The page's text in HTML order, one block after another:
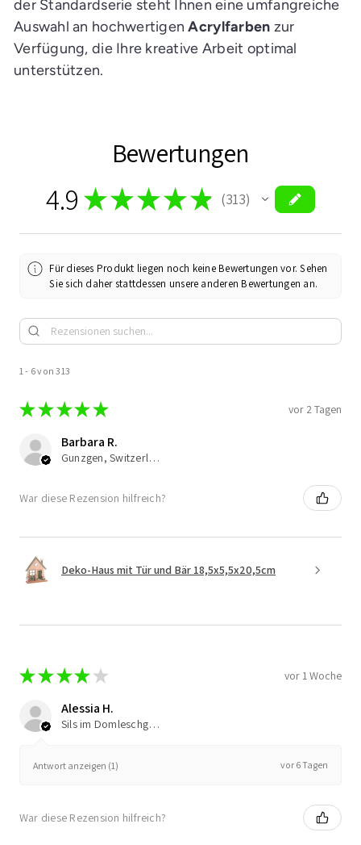
der Standardserie steht Ihnen eine umfangreiche
Auswahl an hochwertigenAcrylfarben zur
Verfügung, die Ihre kreative Arbeit optimal
unterstützen.
Bewertungen
4.9 ★★★★★ 313
313
Für dieses Produkt liegen noch keine Bewertungen vor. Sehen
Sie sich daher stattdessen unsere anderen Bewertungen an.
1 - 6 von 313
★★ ★★★ vor 2 Tagen
Barbara R.
Gunzgen, Switzerland
War diese Rezension hilfreich?
Deko-Haus mit Tür und Bär 18,5x5,5x20,5cm
★★ ★★ ★ vor 1 Woche
Alessia H.
Sils im Domleschg, Switzerland
Antwort anzeigen (1) vor 6 Tagen
War diese Rezension hilfreich?